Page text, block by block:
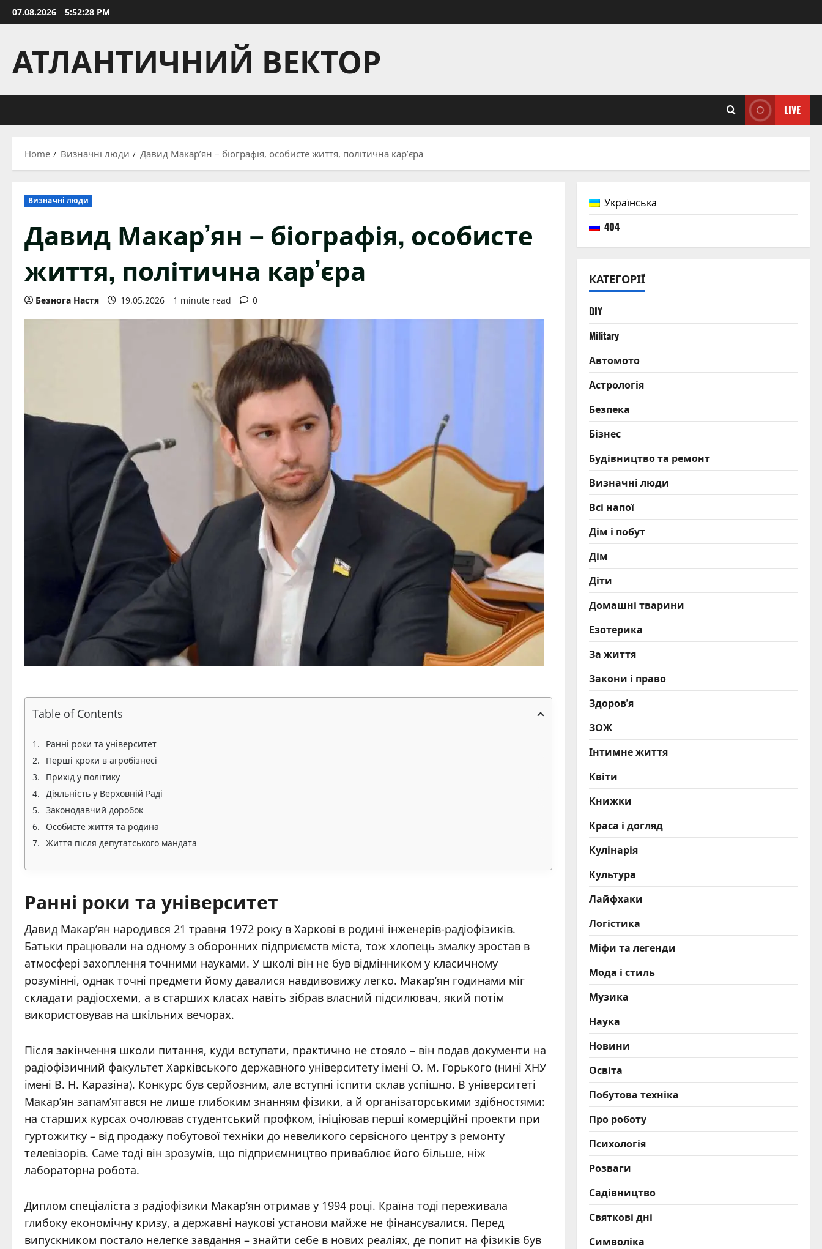
Skip
to
07.08.2026 5:52:29 PM
АТЛАНТИЧНИЙ ВЕКТОР
LIVE
Home Визначні люди Давид Макар’ян – біографія, особисте життя, політична кар’єра
Визначні люди
Давид Макар’ян – біографія, особисте
життя, політична кар’єра
Безнога Настя 19.05.2026 1 minute read 0
Table of Contents
Ранні роки та університет
Перші кроки в агробізнесі
Прихід у політику
Діяльність у Верховній Раді
Законодавчий доробок
Особисте життя та родина
Життя після депутатського мандата
Ранні роки та університет
Давид Макар’ян народився 21 травня 1972 року в Харкові в родині інженерів‑радіофізиків.
Батьки працювали на одному з оборонних підприємств міста, тож хлопець змалку зростав в
атмосфері захоплення точними науками. У школі він не був відмінником у класичному
розумінні, однак точні предмети йому давалися навдивовижу легко. Макар’ян годинами міг
складати радіосхеми, а в старших класах навіть зібрав власний підсилювач, який потім
використовував на шкільних вечорах.
Після закінчення школи питання, куди вступати, практично не стояло – він подав документи на
радіофізичний факультет Харківського державного університету імені О. М. Горького (нині ХНУ
імені В. Н. Каразіна). Конкурс був серйозним, але вступні іспити склав успішно. В університеті
Макар’ян запам’ятався не лише глибоким знанням фізики, а й організаторськими здібностями:
на старших курсах очолював студентський профком, ініціював перші комерційні проекти при
гуртожитку – від продажу побутової техніки до невеликого сервісного центру з ремонту
телевізорів. Саме тоді він зрозумів, що підприємництво приваблює його більше, ніж
лабораторна робота.
Диплом спеціаліста з радіофізики Макар’ян отримав у 1994 році. Країна тоді переживала
глибоку економічну кризу, а державні наукові установи майже не фінансувалися. Перед
випускником постало нелегке завдання – знайти себе в нових реаліях, де попит на фізиків був
Українська
404
КАТЕГОРІЇ
DIY
Military
Автомото
Астрологія
Безпека
Бізнес
Будівництво та ремонт
Визначні люди
Всі напої
Дім і побут
Дім
Діти
Домашні тварини
Езотерика
За життя
Закони і право
Здоров'я
ЗОЖ
Інтимне життя
Квіти
Книжки
Краса і догляд
Кулінарія
Культура
Лайфхаки
Логістика
Міфи та легенди
Мода і стиль
Музика
Наука
Новини
Освіта
Побутова техніка
Про роботу
Психологія
Розваги
Садівництво
Святкові дні
Символіка